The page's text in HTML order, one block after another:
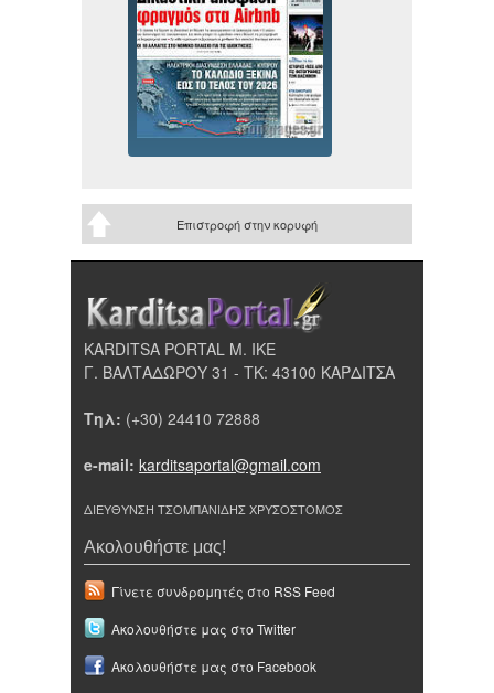
Επιστροφή στην κορυφή
KARDITSA PORTAL Μ. ΙΚΕ
Γ. ΒΑΛΤΑΔΩΡΟΥ 31 - ΤΚ: 43100 ΚΑΡΔΙΤΣΑ
Τηλ: (+30) 24410 72888
e-mail: karditsaportal@gmail.com
ΔΙΕΥΘΥΝΣΗ ΤΣΟΜΠΑΝΙΔΗΣ ΧΡΥΣΟΣΤΟΜΟΣ
Ακολουθήστε μας!
Γίνετε συνδρομητές στο RSS Feed
Ακολουθήστε μας στο Twitter
Ακολουθήστε μας στο Facebook